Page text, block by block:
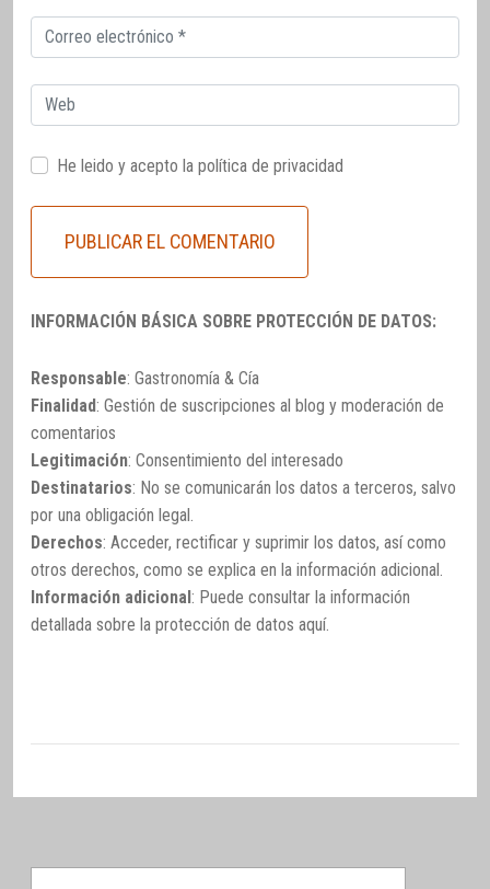
Correo
electrónico
Web
He leido y acepto la política de privacidad
INFORMACIÓN BÁSICA SOBRE PROTECCIÓN DE DATOS:
Responsable: Gastronomía & Cía
Finalidad: Gestión de suscripciones al blog y moderación de
comentarios
Legitimación: Consentimiento del interesado
Destinatarios: No se comunicarán los datos a terceros, salvo
por una obligación legal.
Derechos: Acceder, rectificar y suprimir los datos, así como
otros derechos, como se explica en la información adicional.
Información adicional : Puede consultar la información
detallada sobre la protección de datos aquí.